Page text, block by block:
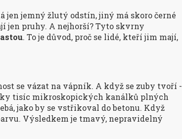
jen jemný žlutý odstín, jiný má skoro černé
jen pruhy. A nejhorší? Tyto skvrny
. To je důvod, proč se lidé, kteří jim mají,
se vázat na vápník. A když se zuby tvoří -
tisíc mikroskopických kanálků plných
jako by se vstřikoval do betonu. Když
Výsledkem je tmavý, nepravidelný